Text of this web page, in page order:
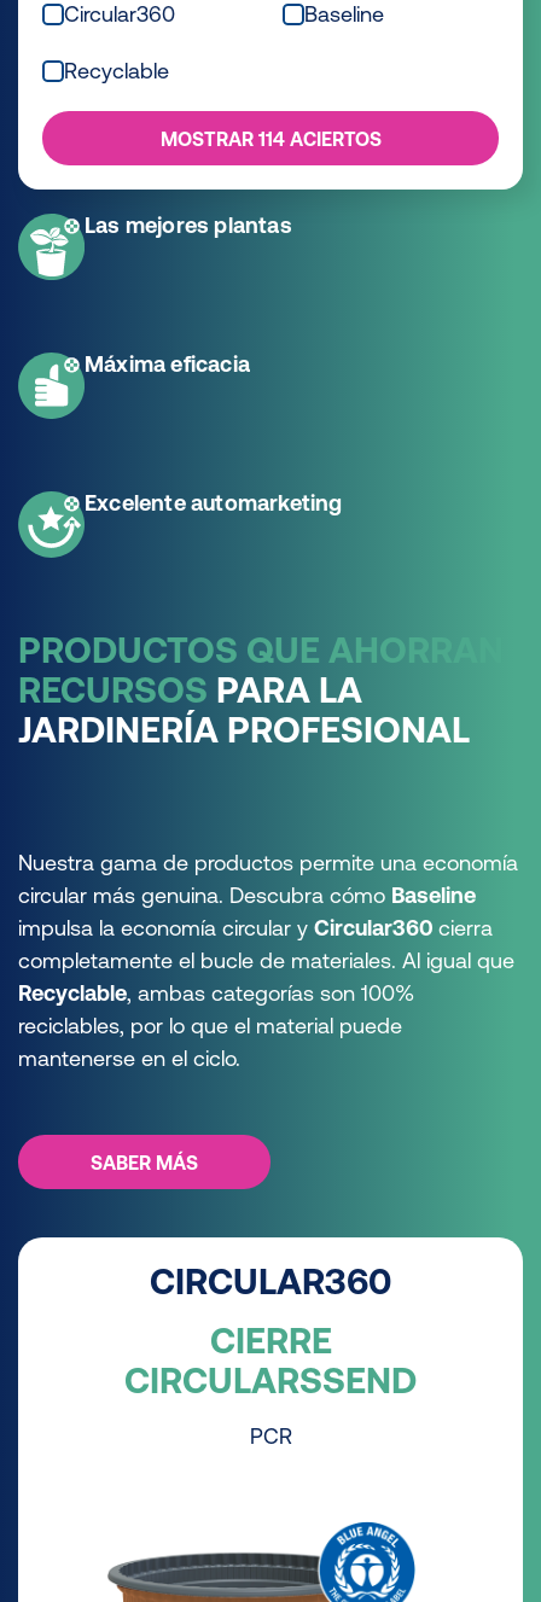
Circular360 Baseline
Recyclable
MOSTRAR 114 ACIERTOS
Las mejores plantas
Máxima eficacia
Excelente automarketing
PRODUCTOS QUE AHORRAN
RECURSOS PARA LA
JARDINERÍA PROFESIONAL
Nuestra gama de productos permite una economía
circular más genuina. Descubra cómo Baseline
impulsa la economía circular y Circular360 cierra
completamente el bucle de materiales. Al igual que
Recyclable, ambas categorías son 100%
reciclables, por lo que el material puede
mantenerse en el ciclo.
SABER MÁS
CIRCULAR360
CIERRE
CIRCULARSSEND
PCR